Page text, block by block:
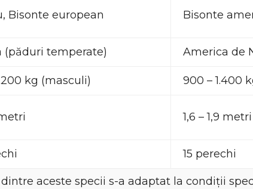
Bisonte european Bisonte
(păduri temperate) America de
kg (masculi) 900 – 1.400
1,6 – 1,9 metri
15 perechi
aceste specii s-a adaptat la condiții